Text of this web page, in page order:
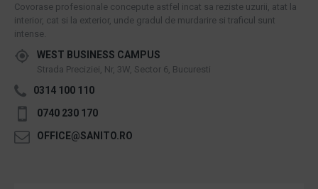
Covorase profesionale concepute astfel incat sa reziste uzurii, atat la
interior, cat si la exterior, unde gradul de murdarire si traficul sunt
intense.
WEST BUSINESS CAMPUS
Strada Preciziei, Nr, 3W, Sector 6, Bucuresti
0314 100 110
0740 230 170
OFFICE@SANITO.RO